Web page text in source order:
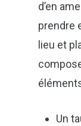
d’en
prendre
lieu et
éléments
Un